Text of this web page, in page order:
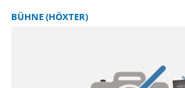
BÜHNE (HÖXTER)